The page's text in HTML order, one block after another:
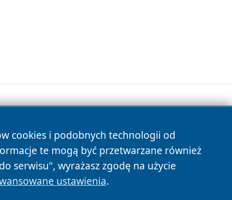
cookies i podobnych technologii od
te mogą być przetwarzane również
serwisu", wyrażasz zgodę na użycie
ustawienia.